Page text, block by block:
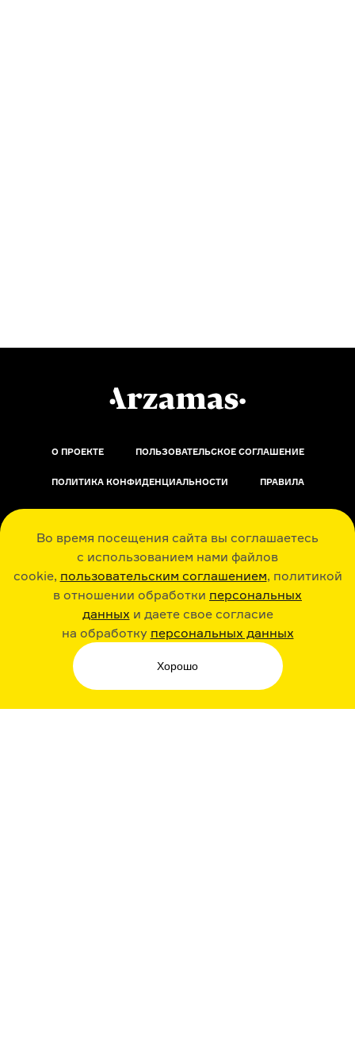
Во время посещения сайта вы соглашаетесь
с использованием нами файлов
cookie, пользовательским соглашением, политикой
в отношении обработки персональных
данных и даете свое согласие
на обработку персональных данных
Хорошо
О ПРОЕКТЕ ПОЛЬЗОВАТЕЛЬСКОЕ СОГЛАШЕНИЕ
ПОЛИТИКА КОНФИДЕНЦИАЛЬНОСТИ ПРАВИЛА
ОБРАТНАЯ СВЯЗЬ
РАДИО ARZAMAS ГУСЬГУСЬ
СТИКЕРЫ ARZAMAS